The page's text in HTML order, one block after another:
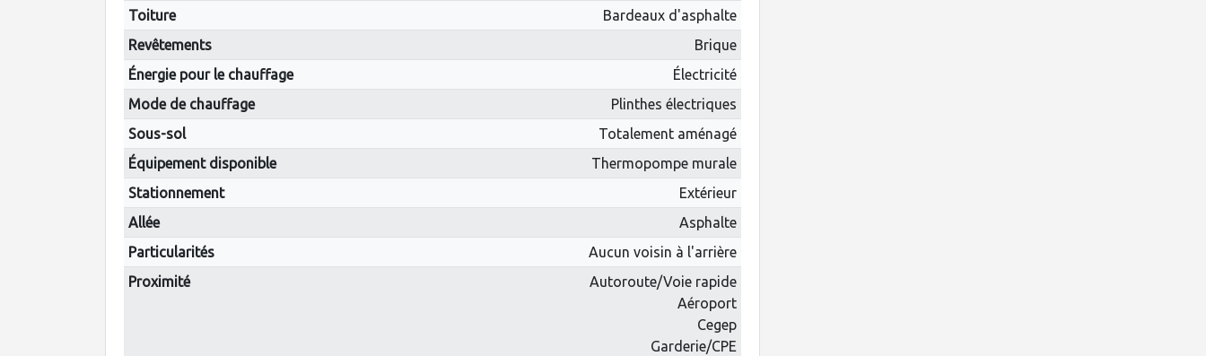
Toiture
Bardeaux d'asphalte
Revêtements
Brique
Énergie pour le chauffage
Électricité
Mode de chauffage
Plinthes électriques
Sous-sol
Totalement aménagé
Équipement disponible
Thermopompe murale
Stationnement
Extérieur
Allée
Asphalte
Particularités
Aucun voisin à l'arrière
Proximité
Autoroute/Voie rapide
Aéroport
Cegep
Garderie/CPE